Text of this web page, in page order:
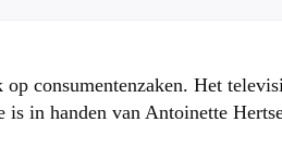
consumentenzaken. Het
in handen van Antoinette